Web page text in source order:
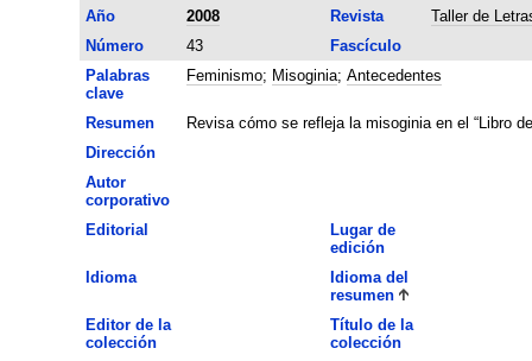
Año
2008 Revista
Taller de
Número
43
Fascículo
Palabras
clave
Feminismo; Misoginia; Antecedentes
Resumen
Revisa cómo se refleja la misoginia en el “Libro
Dirección
Autor
corporativo
Editorial
Lugar de
edición
Idioma
Idioma del
resumen
Editor de la
colección
Título de la
colección